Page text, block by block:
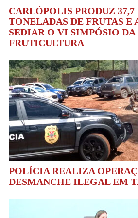
CARLÓPOLIS PRODUZ
TONELADAS DE FRUTAS E
SEDIAR O VI SIMPÓSIO DA
FRUTICULTURA
POLÍCIA REALIZA
DESMANCHE ILEGAL EM